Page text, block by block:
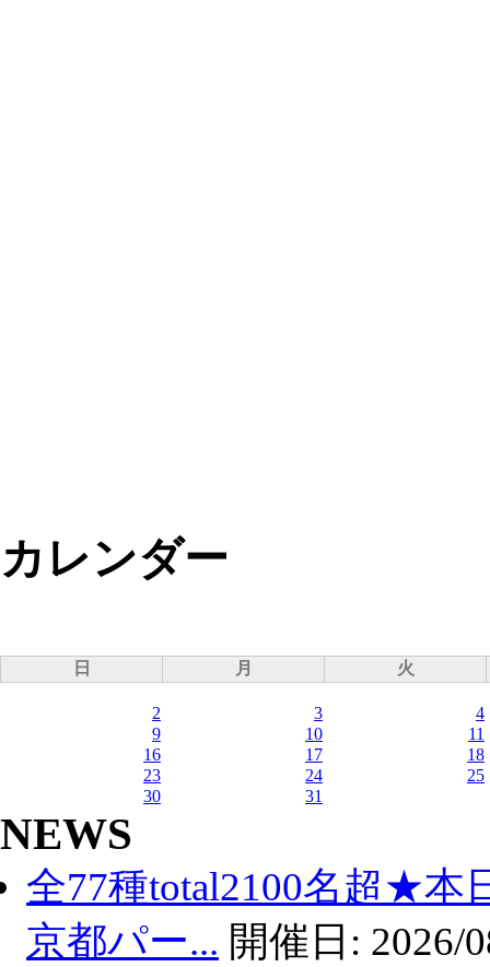
カレンダー
日 月 火
2 3
4
9
10
11
16
17
18
23
24
25
30
31
NEWS
全77種total2100名超★本
京都パー... 開催日: 2026/